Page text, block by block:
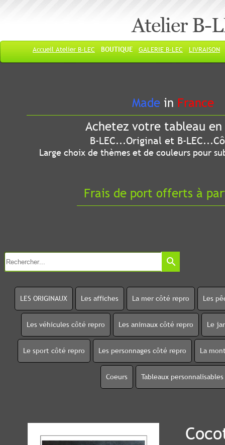
Atelier B-
Accueil Atelier B-LEC BOUTIQUE GALERIE B-LEC LIVRAISON
Made in France
Achetez votre tableau
B-LEC...Original et B-
Large choix de thèmes et de couleurs pour
Frais de port offerts à
search
LES ORIGINAUX Les affiches La mer côté repro Les
Les véhicules côté repro Les animaux côté repro Le
Le sport côté repro Les personnages côté repro La
Coeurs Tableaux personnalisables